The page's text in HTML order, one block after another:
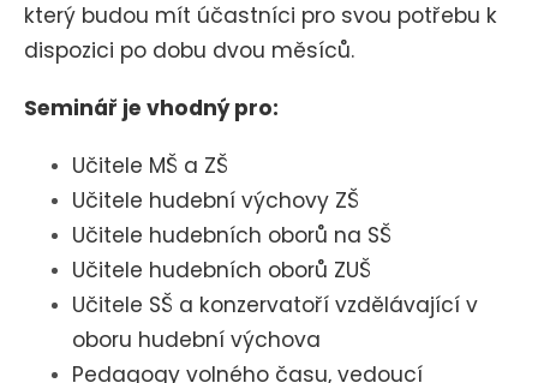
který budou mít účastníci pro svou potřebu k
dispozici po dobu dvou měsíců.
Seminář je vhodný pro:
Učitele MŠ a ZŠ
Učitele hudební výchovy ZŠ
Učitele hudebních oborů na SŠ
Učitele hudebních oborů ZUŠ
Učitele SŠ a konzervatoří vzdělávající v
oboru hudební výchova
Pedagogy volného času, vedoucí